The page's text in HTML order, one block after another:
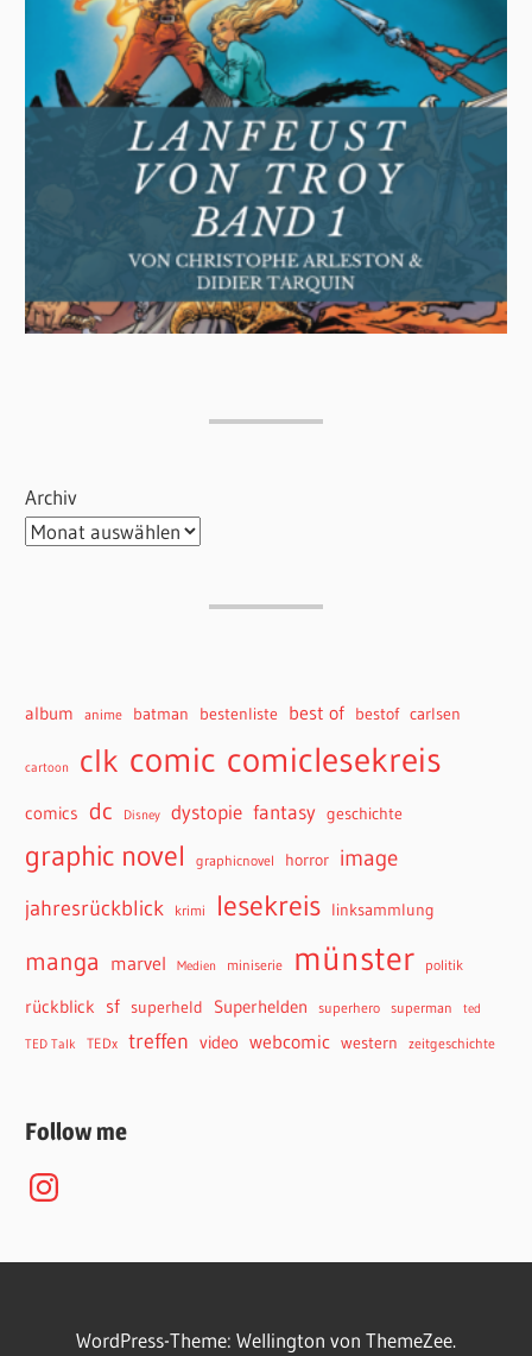
Archiv
album anime batman bestenliste best of bestof carlsen
cartoon clk comic comiclesekreis
comics dc Disney dystopie fantasy geschichte
graphic novel graphicnovel horror image
jahresrückblick krimi lesekreis linksammlung
manga marvel Medien miniserie münster politik
rückblick sf superheld Superhelden superhero superman ted
TED Talk TEDx treffen video webcomic western zeitgeschichte
Follow me
Instagram
WordPress-Theme: Wellington von ThemeZee.